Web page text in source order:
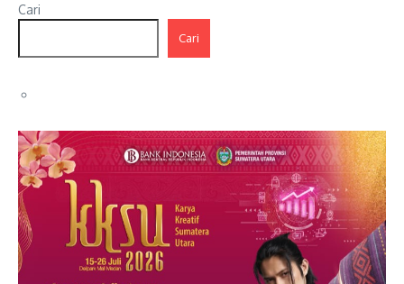
Cari
Cari